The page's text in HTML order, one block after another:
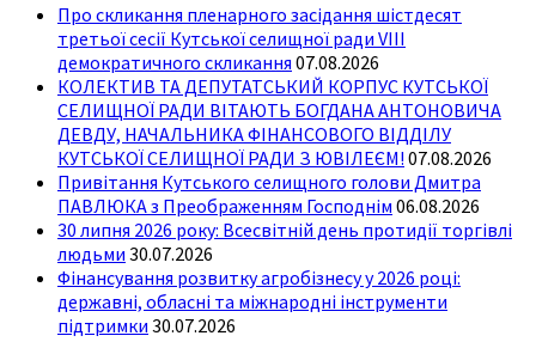
Про скликання пленарного засідання шістдесят
третьої сесії Кутської селищної ради VIII
демократичного скликання 07.08.2026
КОЛЕКТИВ ТА ДЕПУТАТСЬКИЙ КОРПУС КУТСЬКОЇ
СЕЛИЩНОЇ РАДИ ВІТАЮТЬ БОГДАНА АНТОНОВИЧА
ДЕВДУ, НАЧАЛЬНИКА ФІНАНСОВОГО ВІДДІЛУ
КУТСЬКОЇ СЕЛИЩНОЇ РАДИ З ЮВІЛЕЄМ! 07.08.2026
Привітання Кутського селищного голови Дмитра
ПАВЛЮКА з Преображенням Господнім 06.08.2026
30 липня 2026 року: Всесвітній день протидії торгівлі
людьми 30.07.2026
Фінансування розвитку агробізнесу у 2026 році:
державні, обласні та міжнародні інструменти
підтримки 30.07.2026